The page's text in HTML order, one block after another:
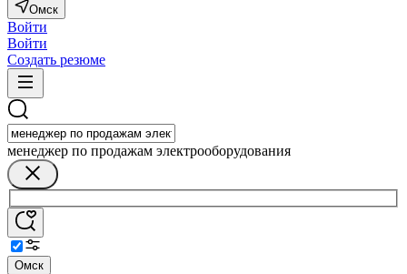
Омск
Войти
Войти
Создать резюме
менеджер по продажам электрооборудования
Омск